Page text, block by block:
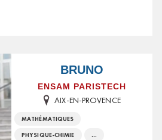
BRUNO
ENSAM PARISTECH
AIX-EN-PROVENCE
MATHÉMATIQUES
PHYSIQUE-CHIMIE ...